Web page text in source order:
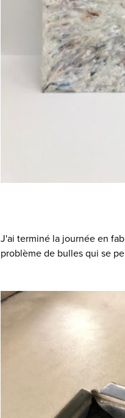
J'ai terminé la journée en
problème de bulles qui se